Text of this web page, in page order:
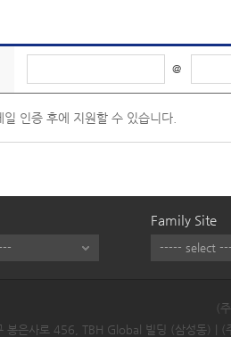
@
인증 후에 지원할 수 있습니다.
Family Site
(
봉은사로 456, TBH Global 빌딩 (삼성동) |